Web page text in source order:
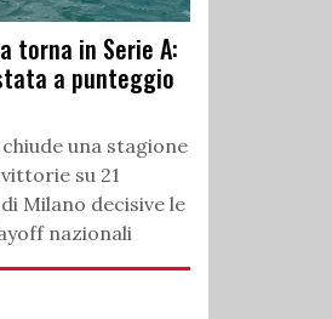
torna in Serie A:
a punteggio
una stagione
su 21
Milano decisive le
nazionali